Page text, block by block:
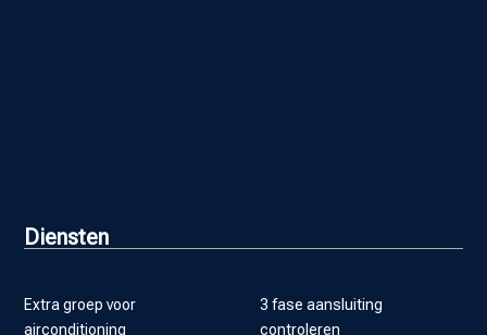
Diensten
Extra groep voor
airconditioning
3 fase aansluiting
controleren